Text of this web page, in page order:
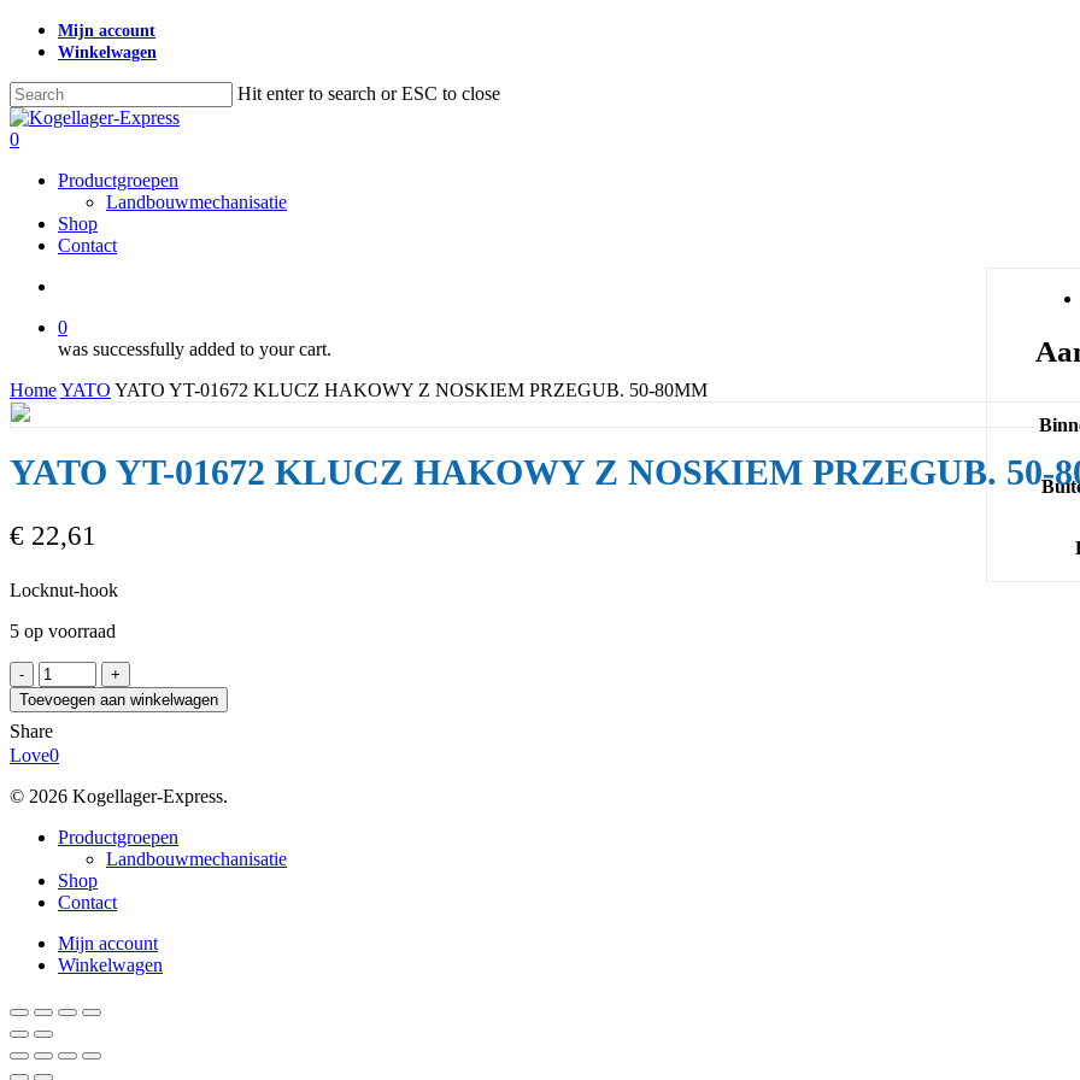
Skip
content
Mijn account
Winkelwagen
Hit enter to search or ESC to close
Close
Search
search
0
Productgroepen
Landbouwmechanisatie
Shop
Contact
0
was successfully added to your cart.
HomeYATO YATO YT-01672 KLUCZ HAKOWY Z NOSKIEM PRZEGUB. 50-80MM
YATO YT-01672 KLUCZ HAKOWY Z NOSKIEM PRZEGUB. 50-
€ 22,61
Locknut-hook
5 op voorraad
YATO
YT-
01672
KLUCZ
HAKOWY
NOSKIEM
50-
80MM
aantal
Toevoegen aan winkelwagen
Share
Love0
© 2026 Kogellager-Express.
Close
Productgroepen
Landbouwmechanisatie
Shop
Contact
Mijn account
Winkelwagen